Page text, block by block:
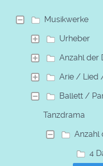
Musikwerke
Urheber
Anzahl der
Arie / Lied
Ballett /
Tanzdrama
Anzahl
4